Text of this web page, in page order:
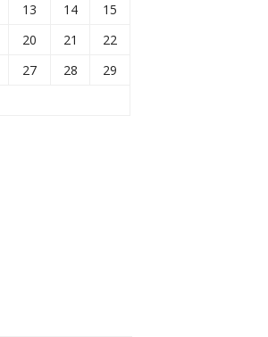
13 14
15
20 21
22
27 28
29